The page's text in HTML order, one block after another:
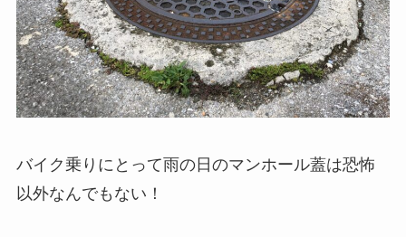
バイク乗りにとって雨の日のマンホール蓋は恐怖
以外なんでもない！